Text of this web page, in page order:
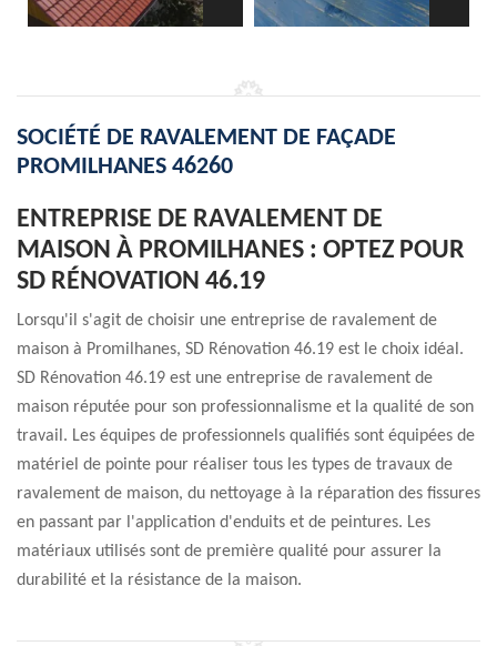
SOCIÉTÉ DE RAVALEMENT DE FAÇADE
PROMILHANES 46260
ENTREPRISE DE RAVALEMENT DE
MAISON À PROMILHANES : OPTEZ POUR
SD RÉNOVATION 46.19
Lorsqu'il s'agit de choisir une entreprise de ravalement de
maison à Promilhanes, SD Rénovation 46.19 est le choix idéal.
SD Rénovation 46.19 est une entreprise de ravalement de
maison réputée pour son professionnalisme et la qualité de son
travail. Les équipes de professionnels qualifiés sont équipées de
matériel de pointe pour réaliser tous les types de travaux de
ravalement de maison, du nettoyage à la réparation des fissures
en passant par l'application d'enduits et de peintures. Les
matériaux utilisés sont de première qualité pour assurer la
durabilité et la résistance de la maison.